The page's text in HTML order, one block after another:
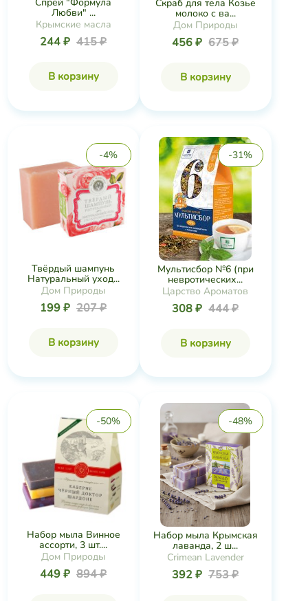
Любви" ...
Крымские масла
244 ₽ 415 ₽
В корзину
Скраб для тела Козье
молоко с ва...
Дом Природы
456 ₽ 675 ₽
В корзину
-4%
Твёрдый шампунь
Натуральный уход...
Дом Природы
199 ₽ 207 ₽
В корзину
-31%
Мультисбор №6 (при
невротических...
Царство Ароматов
308 ₽ 444 ₽
В корзину
-50%
Набор мыла Винное
ассорти, 3 шт....
Дом Природы
449 ₽ 894 ₽
-48%
Набор мыла Крымская
лаванда, 2 ш...
Crimean Lavender
392 ₽ 753 ₽